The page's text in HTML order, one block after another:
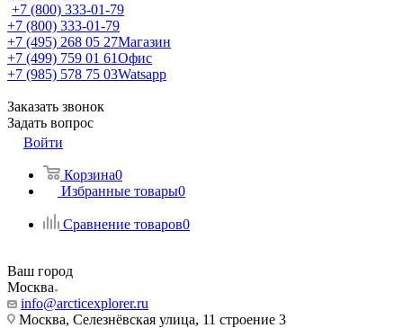
+7 (800) 333-01-79
+7 (800) 333-01-79
+7 (495) 268 05 27Магазин
+7 (499) 759 01 61Офис
+7 (985) 578 75 03Watsapp
Заказать звонок
Задать вопрос
Войти
Корзина0
Избранные товары0
Сравнение товаров0
Ваш город
Москва
info@arcticexplorer.ru
Москва, Селезнёвская улица, 11 строение 3